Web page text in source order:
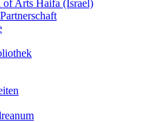
Arts Haifa (Israel)